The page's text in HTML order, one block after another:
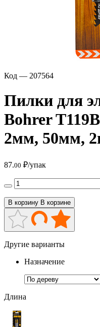
Код — 207564
Пилки для
Bohrer
2мм, 50мм,
87.00 ₽/упак
В корзину В корзине
Другие варианты
Назначение
Длина